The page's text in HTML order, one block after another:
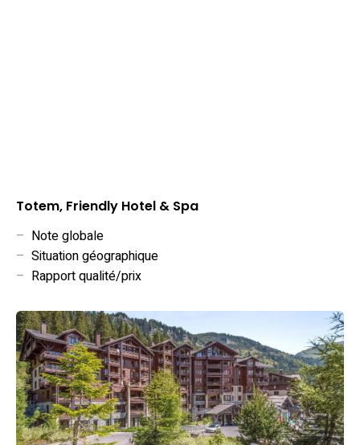
Totem, Friendly Hotel & Spa
– Note globale
– Situation géographique
– Rapport qualité/prix